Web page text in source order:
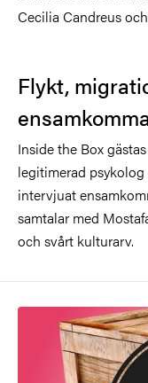
Cecilia Candreus
Flykt,
Inside the Box
legitimerad
intervjuat
samtalar med
och svårt kulturarv.